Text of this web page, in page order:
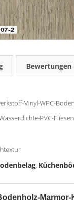
Bewertungen
Vinyl-WPC-
PVC-Fliesen
,